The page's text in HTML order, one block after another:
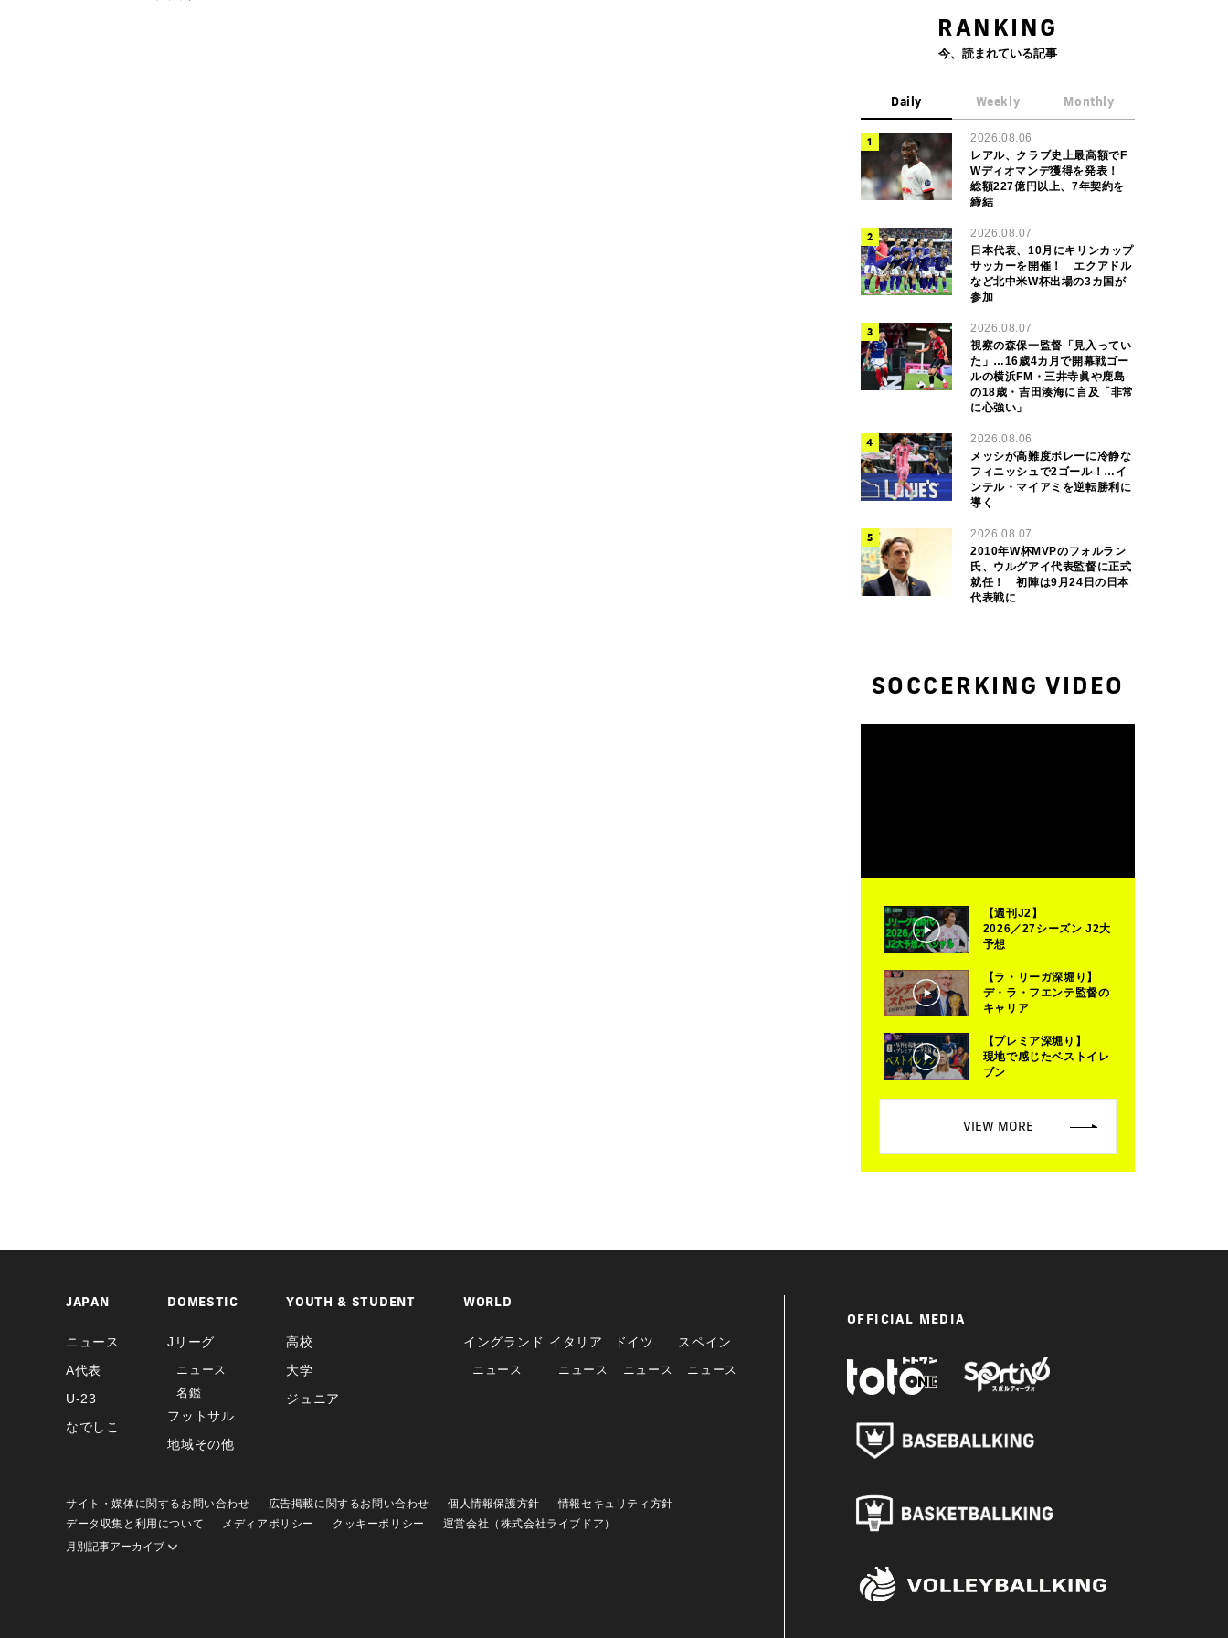
RANKING
今、読まれている記事
Daily Weekly Monthly
2026.08.06
レアル、クラブ史上最高額でF
Wディオマンデ獲得を発表！
総額227億円以上、7年契約を
締結
2026.08.07
日本代表、10月にキリンカップ
サッカーを開催！ エクアドル
など北中米W杯出場の3カ国が
参加
2026.08.07
視察の森保一監督「見入ってい
た」…16歳4カ月で開幕戦ゴー
ルの横浜FM・三井寺眞や鹿島
の18歳・吉田湊海に言及「非常
に心強い」
2026.08.06
メッシが高難度ボレーに冷静な
フィニッシュで2ゴール！…イ
ンテル・マイアミを逆転勝利に
導く
2026.08.07
2010年W杯MVPのフォルラン
氏、ウルグアイ代表監督に正式
就任！ 初陣は9月24日の日本
代表戦に
SOCCERKING VIDEO
【週刊J2】
2026／27シーズン J2大
予想
【ラ・リーガ深堀り】
デ・ラ・フエンテ監督の
キャリア
【プレミア深堀り】
現地で感じたベストイレ
ブン
VIEW MORE
JAPAN
ニュース
A代表
U-23
なでしこ
DOMESTIC
Jリーグ
ニュース
名鑑
フットサル
地域その他
YOUTH & STUDENT
高校
大学
ジュニア
WORLD
イングランド
ニュース
イタリア
ニュース
ドイツ
ニュース
スペイン
ニュース
サイト・媒体に関するお問い合わせ 広告掲載に関するお問い合わせ 個人情報保護方針
情報セキュリティ方針
データ収集と利用について
メディアポリシー クッキーポリシー
運営会社（株式会社ライブドア）
月別記事アーカイブ
OFFICIAL MEDIA